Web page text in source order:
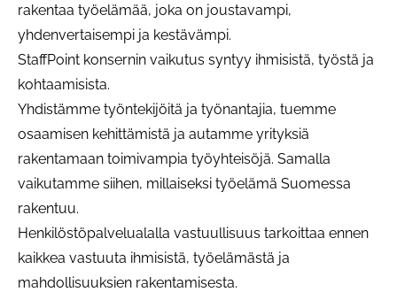
rakentaa työelämää, joka on joustavampi,
yhdenvertaisempi ja kestävämpi.
StaffPoint konsernin vaikutus syntyy ihmisistä, työstä ja
kohtaamisista.
Yhdistämme työntekijöitä ja työnantajia, tuemme
osaamisen kehittämistä ja autamme yrityksiä
rakentamaan toimivampia työyhteisöjä. Samalla
vaikutamme siihen, millaiseksi työelämä Suomessa
rakentuu.
Henkilöstöpalvelualalla vastuullisuus tarkoittaa ennen
kaikkea vastuuta ihmisistä, työelämästä ja
mahdollisuuksien rakentamisesta.